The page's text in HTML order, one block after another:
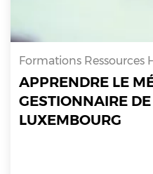
Formations Ressources
APPRENDRE LE
GESTIONNAIRE
LUXEMBOURG